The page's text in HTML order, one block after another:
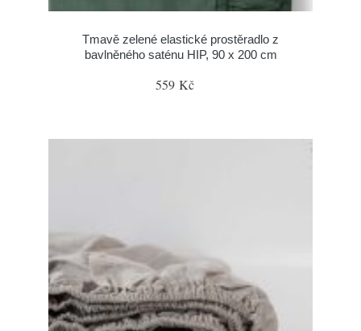
Tmavě zelené elastické prostěradlo z
bavlněného saténu HIP, 90 x 200 cm
559 Kč